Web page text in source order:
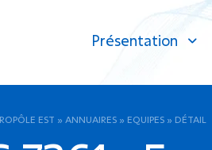
Présentation
EST » ANNUAIRES » EQUIPES » DÉTAIL